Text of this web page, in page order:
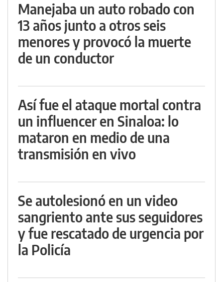
Manejaba un auto robado con
13 años junto a otros seis
menores y provocó la muerte
de un conductor
Así fue el ataque mortal contra
un influencer en Sinaloa: lo
mataron en medio de una
transmisión en vivo
Se autolesionó en un video
sangriento ante sus seguidores
y fue rescatado de urgencia por
la Policía